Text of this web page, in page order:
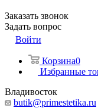
Заказать звонок
Задать вопрос
Войти
Корзина0
Избранные
Владивосток
butik@primestetika.ru